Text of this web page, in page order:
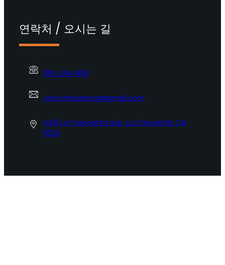
연락처 / 오시는 길
818-248-9191
churchnewsong@gmail.com
4413 La Crescenta Ave. La Crescenta, CA
91214